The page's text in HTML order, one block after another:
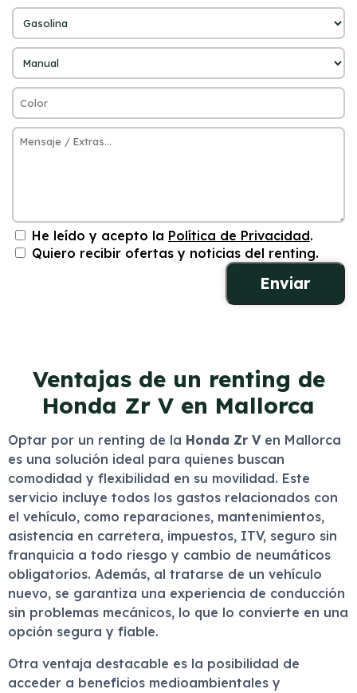
He leído y acepto la Política de Privacidad.
Quiero recibir ofertas y noticias del renting.
Ventajas de un renting de
Honda Zr V en Mallorca
Optar por un renting de la Honda Zr Ven Mallorca
es una solución ideal para quienes buscan
comodidad y flexibilidad en su movilidad. Este
servicio incluye todos los gastos relacionados con
el vehículo, como reparaciones, mantenimientos,
asistencia en carretera, impuestos, ITV, seguro sin
franquicia a todo riesgo y cambio de neumáticos
obligatorios. Además, al tratarse de un vehículo
nuevo, se garantiza una experiencia de conducción
sin problemas mecánicos, lo que lo convierte en una
opción segura y fiable.
Otra ventaja destacable es la posibilidad de
acceder a beneficios medioambientales y